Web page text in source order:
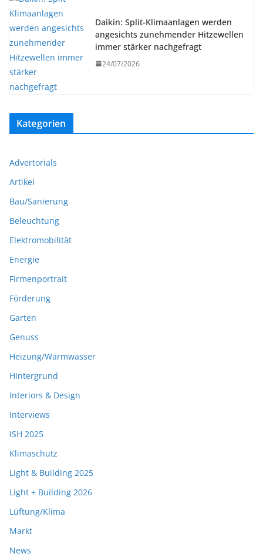
Daikin: Split-Klimaanlagen werden
angesichts zunehmender Hitzewellen
immer stärker nachgefragt
24/07/2026
Kategorien
Advertorials
Artikel
Bau/Sanierung
Beleuchtung
Elektromobilität
Energie
Firmenportrait
Förderung
Garten
Genuss
Heizung/Warmwasser
Hintergrund
Interiors & Design
Interviews
ISH 2025
Klimaschutz
Light & Building 2025
Light + Building 2026
Lüftung/Klima
Markt
News